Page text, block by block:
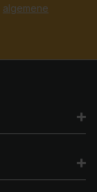
algemene